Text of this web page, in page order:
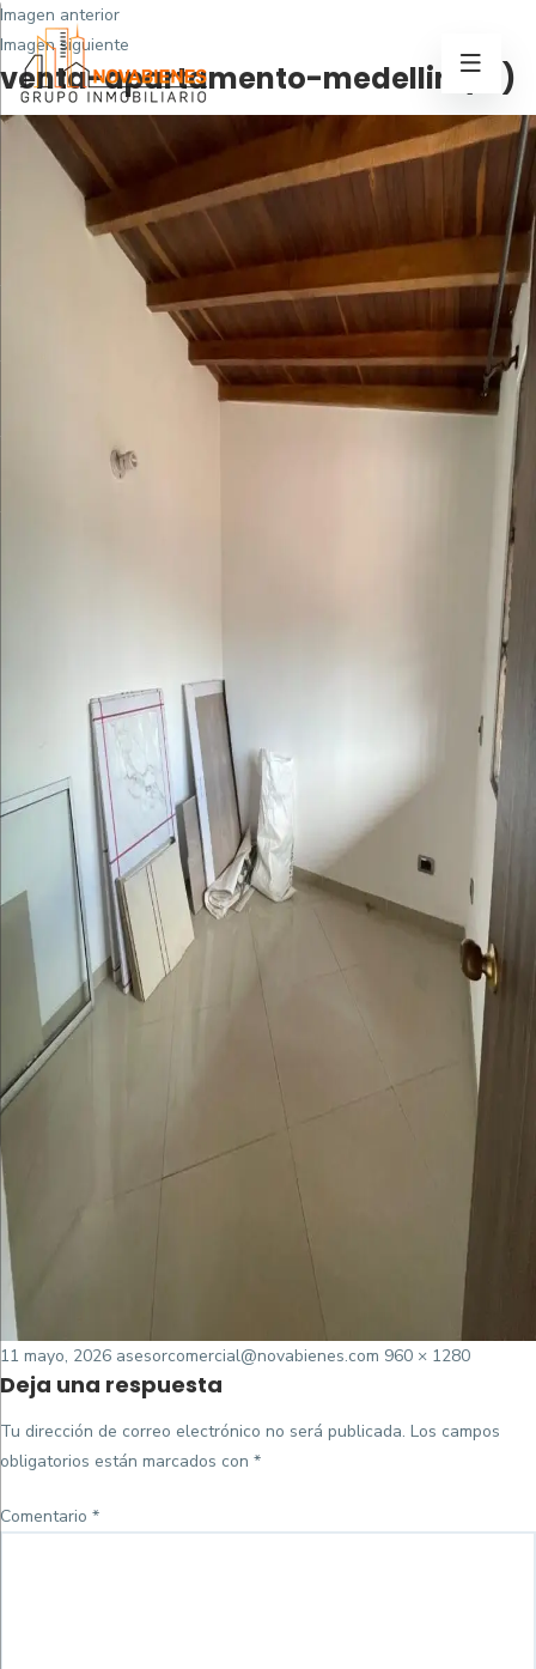
Imagen anterior
Imagen siguiente
venta-apartamento-medellin (19)
Posted
on
11 mayo, 2026 asesorcomercial@novabienes.com Tamaño
960 × 1280
Deja una respuesta
Tu dirección de correo electrónico no será publicada. Los campos
obligatorios están marcados con *
Comentario *